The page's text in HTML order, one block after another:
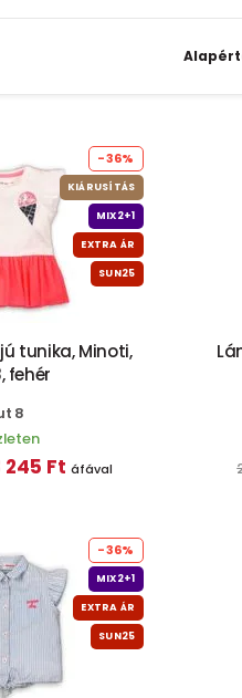
-36%
KIÁRUSÍTÁS
MIX2+1
EXTRA ÁR
SUN25
tunika, Minoti,
fehér
8
245 Ft áfával
-36%
MIX2+1
EXTRA ÁR
SUN25